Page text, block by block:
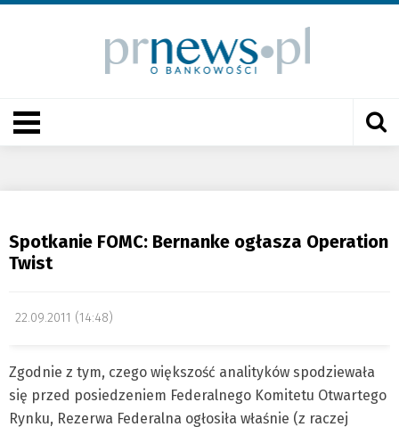
Spotkanie FOMC: Bernanke ogłasza Operation
Twist
22.09.2011 (14:48)
Zgodnie z tym, czego większość analityków spodziewała
się przed posiedzeniem Federalnego Komitetu Otwartego
Rynku, Rezerwa Federalna ogłosiła właśnie (z raczej